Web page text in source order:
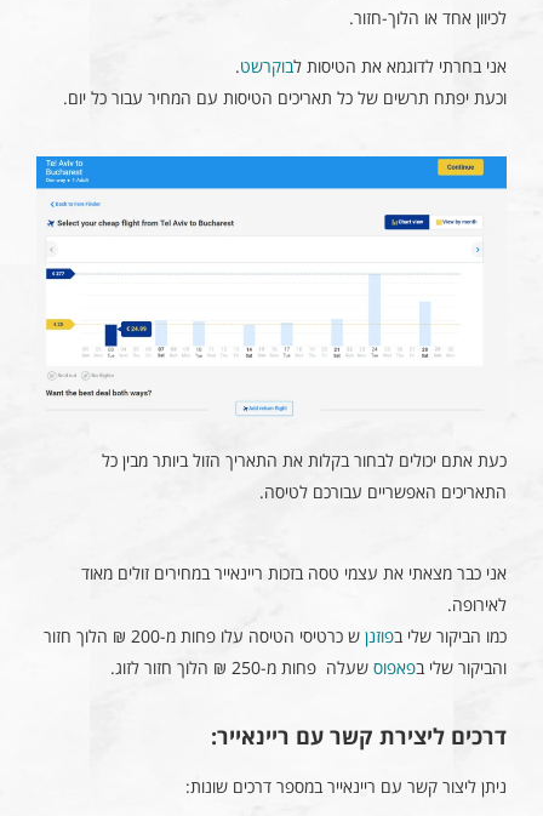
לכיוון אחד או הלוך-חזור.
אני בחרתי לדוגמא את הטיסות לבוקרשט.
וכעת יפתח תרשים של כל תאריכים הטיסות עם המחיר עבור כל יום.
כעת אתם יכולים לבחור בקלות את התאריך הזול ביותר מבין כל
התאריכים האפשריים עבורכם לטיסה.
אני כבר מצאתי את עצמי טסה בזכות ריינאייר במחירים זולים מאוד
לאירופה.
כמו הביקור שלי בפוזנן
ש כרטיסי הטיסה עלו פחות מ-200 ₪ הלוך חזור
והביקור שלי בפאפוס שעלה פחות מ-250 ₪ הלוך חזור לזוג.
דרכים ליצירת קשר עם ריינאייר:
ניתן ליצור קשר עם ריינאייר במספר דרכים שונות: